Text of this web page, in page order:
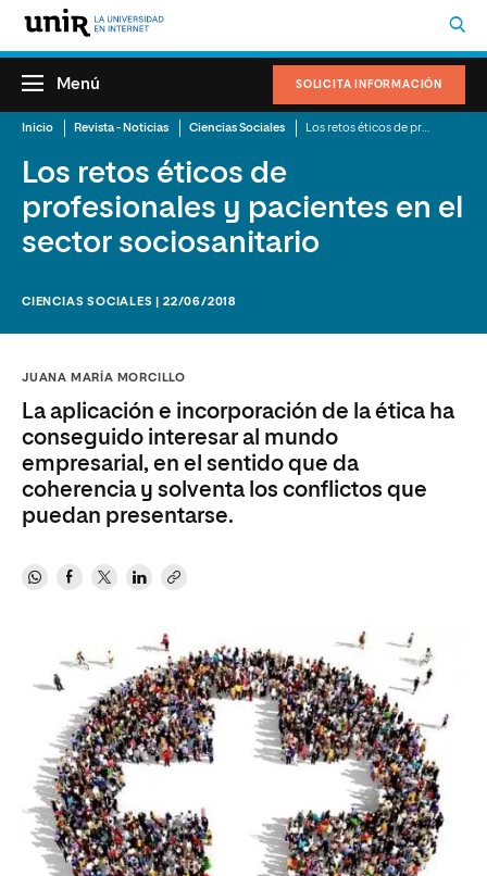
SOLICITA INFORMACIÓN
Menú
Inicio Revista - Noticias Ciencias Sociales
Los retos éticos de
profesionales y pacientes en el
sector sociosanitario
CIENCIAS SOCIALES | 22/06/2018
JUANA MARÍA MORCILLO
La aplicación e incorporación de la ética ha
conseguido interesar al mundo
empresarial, en el sentido que da
coherencia y solventa los conflictos que
puedan presentarse.